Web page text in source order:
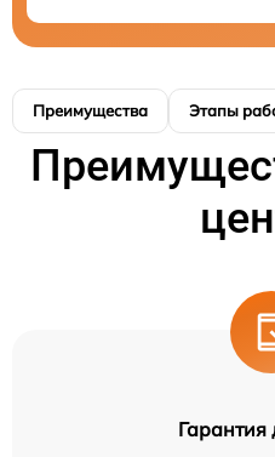
Преимущества Этапы
Гарантия